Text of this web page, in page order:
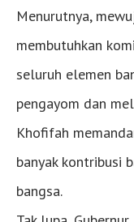
Menurutnya,
membutuhkan
seluruh elemen
pengayom dan
Khofifah
banyak kontribusi
bangsa.